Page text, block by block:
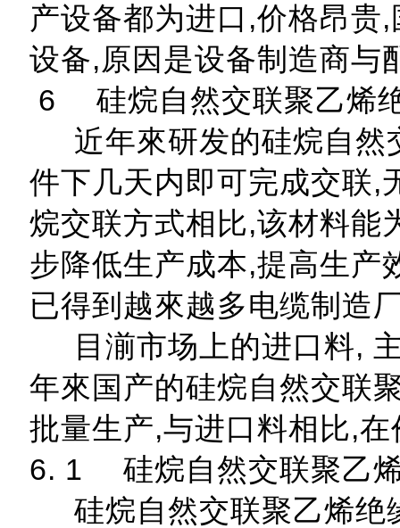
产设备都为进口,价格昂贵
设备,原因是设备制造商与
6 硅烷自然交联聚乙烯
近年來研发的硅烷自然
件下几天内即可完成交联,
烷交联方式相比,该材料能
步降低生产成本,提高生产
已得到越來越多电缆制造
目湔市场上的进口料,
年來国产的硅烷自然交联
批量生产,与进口料相比,
6. 1 硅烷自然交联聚乙
硅烷自然交联聚乙烯绝